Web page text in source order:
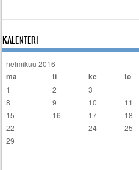
KALENTERI
helmikuu 2016
ma ti ke to
1 2 3
8
9 10 11
15
16 17 18
22
24 25
29